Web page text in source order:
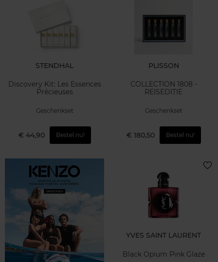
STENDHAL
Discovery Kit: Les Essences
Précieuses
Geschenkset
€ 44,90 Bestel nu!
PLISSON
COLLECTION 1808 -
REISEDITIE
Geschenkset
€ 180,50 Bestel nu!
YVES SAINT LAURENT
Black Opium Pink Glaze